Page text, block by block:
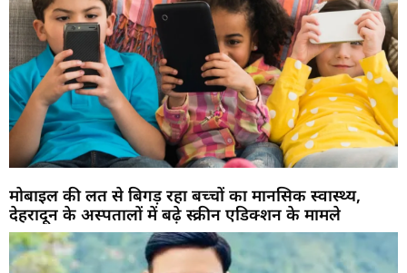
मोबाइल की लत से बिगड़ रहा बच्चों का मानसिक स्वास्थ्य,
देहरादून के अस्पतालों में बढ़े स्क्रीन एडिक्शन के मामले